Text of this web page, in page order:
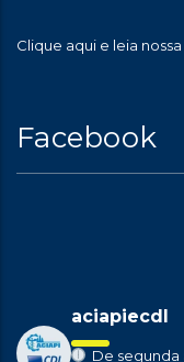
Clique aqui e leia
Facebook
aciapiecdl
De segunda